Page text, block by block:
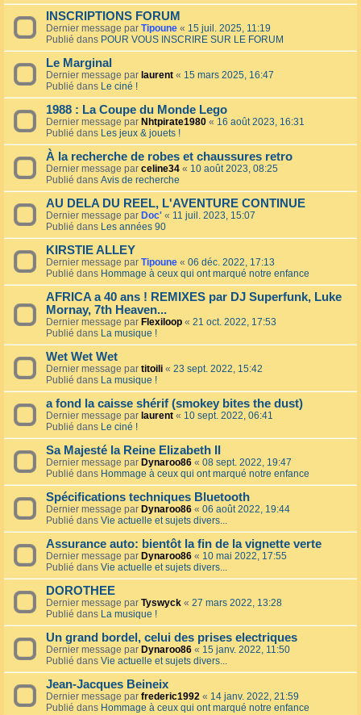
INSCRIPTIONS FORUM
Dernier message par Tipoune « 15 juil. 2025, 11:19
Publié dans POUR VOUS INSCRIRE SUR LE FORUM
Le Marginal
Dernier message par laurent « 15 mars 2025, 16:47
Publié dans Le ciné !
1988 : La Coupe du Monde Lego
Dernier message par Nhtpirate1980 « 16 août 2023, 16:31
Publié dans Les jeux & jouets !
À la recherche de robes et chaussures retro
Dernier message par celine34 « 10 août 2023, 08:25
Publié dans Avis de recherche
AU DELA DU REEL, L'AVENTURE CONTINUE
Dernier message par Doc' « 11 juil. 2023, 15:07
Publié dans Les années 90
KIRSTIE ALLEY
Dernier message par Tipoune « 06 déc. 2022, 17:13
Publié dans Hommage à ceux qui ont marqué notre enfance
AFRICA a 40 ans ! REMIXES par DJ Superfunk, Luke
Mornay, 7th Heaven...
Dernier message par Flexiloop « 21 oct. 2022, 17:53
Publié dans La musique !
Wet Wet Wet
Dernier message par titoili « 23 sept. 2022, 15:42
Publié dans La musique !
a fond la caisse shérif (smokey bites the dust)
Dernier message par laurent « 10 sept. 2022, 06:41
Publié dans Le ciné !
Sa Majesté la Reine Elizabeth II
Dernier message par Dynaroo86 « 08 sept. 2022, 19:47
Publié dans Hommage à ceux qui ont marqué notre enfance
Spécifications techniques Bluetooth
Dernier message par Dynaroo86 « 06 août 2022, 19:44
Publié dans Vie actuelle et sujets divers...
Assurance auto: bientôt la fin de la vignette verte
Dernier message par Dynaroo86 « 10 mai 2022, 17:55
Publié dans Vie actuelle et sujets divers...
DOROTHEE
Dernier message par Tyswyck « 27 mars 2022, 13:28
Publié dans La musique !
Un grand bordel, celui des prises electriques
Dernier message par Dynaroo86 « 15 janv. 2022, 11:50
Publié dans Vie actuelle et sujets divers...
Jean-Jacques Beineix
Dernier message par frederic1992 « 14 janv. 2022, 21:59
Publié dans Hommage à ceux qui ont marqué notre enfance